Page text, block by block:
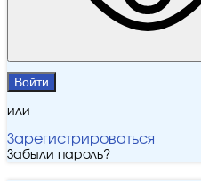
Войти
или
Зарегистрироваться
Забыли пароль?